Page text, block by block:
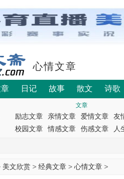
心情文章
日记 故事 散文 诗歌
文章
励志文章 亲情文章 爱情文章
友
校园文章
情感文章 伤感文章 人
美文欣赏> 经典文章> 心情文章>